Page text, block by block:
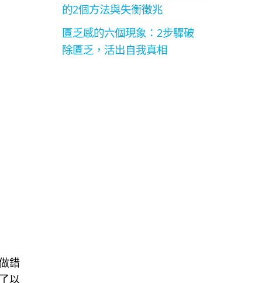
錯
以
的2個方法與失衡徵兆
匱乏感的六個現象：2步驟破
除匱乏，活出自我真相